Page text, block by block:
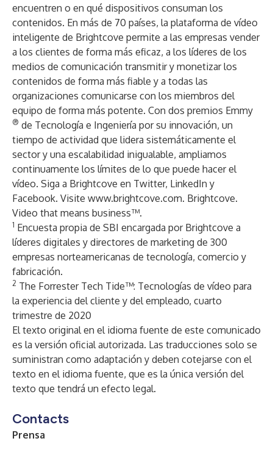
encuentren o en qué dispositivos consuman los
contenidos. En más de 70 países, la plataforma de vídeo
inteligente de Brightcove permite a las empresas vender
a los clientes de forma más eficaz, a los líderes de los
medios de comunicación transmitir y monetizar los
contenidos de forma más fiable y a todas las
organizaciones comunicarse con los miembros del
equipo de forma más potente. Con dos premios Emmy
® de Tecnología e Ingeniería por su innovación, un
tiempo de actividad que lidera sistemáticamente el
sector y una escalabilidad inigualable, ampliamos
continuamente los límites de lo que puede hacer el
vídeo. Siga a Brightcove en Twitter, LinkedIn y
Facebook. Visite www.brightcove.com. Brightcove.
Video that means business™.
1 Encuesta propia de SBI encargada por Brightcove a
líderes digitales y directores de marketing de 300
empresas norteamericanas de tecnología, comercio y
fabricación.
2 The Forrester Tech Tide™: Tecnologías de vídeo para
la experiencia del cliente y del empleado, cuarto
trimestre de 2020
El texto original en el idioma fuente de este comunicado
es la versión oficial autorizada. Las traducciones solo se
suministran como adaptación y deben cotejarse con el
texto en el idioma fuente, que es la única versión del
texto que tendrá un efecto legal.
Contacts
Prensa